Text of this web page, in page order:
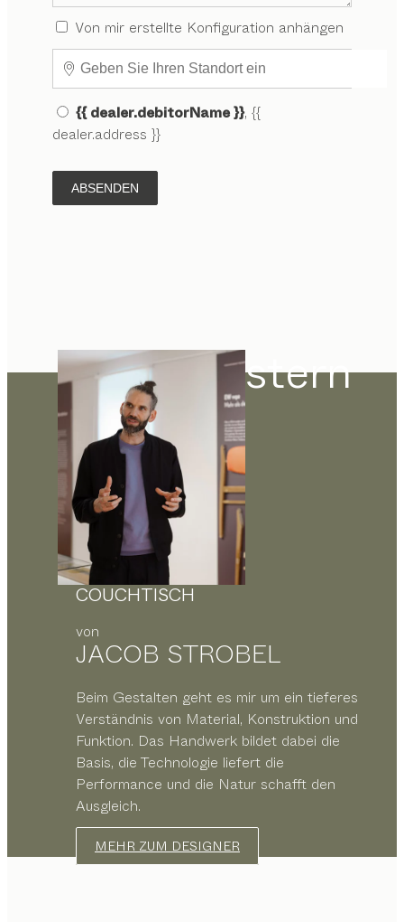
Von mir erstellte Konfiguration anhängen
{{ dealer.debitorName }}, {{
dealer.address }}
ABSENDEN
stern
COUCHTISCH
von
JACOB STROBEL
Beim Gestalten geht es mir um ein tieferes
Verständnis von Material, Konstruktion und
Funktion. Das Handwerk bildet dabei die
Basis, die Technologie liefert die
Performance und die Natur schafft den
Ausgleich.
MEHR ZUM DESIGNER